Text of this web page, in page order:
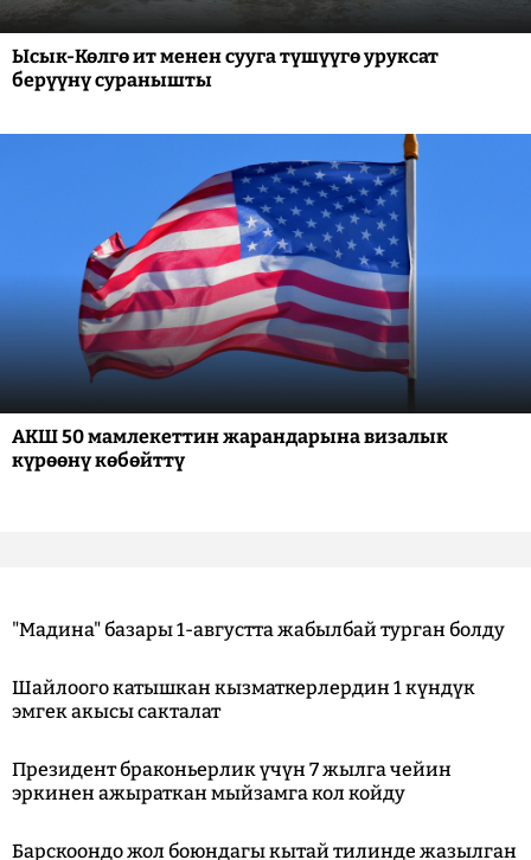
Ысык-Көлгө ит менен сууга түшүүгө уруксат
берүүнү суранышты
АКШ 50 мамлекеттин жарандарына визалык
күрөөнү көбөйттү
"Мадина" базары 1-августта жабылбай турган болду
Шайлоого катышкан кызматкерлердин 1 күндүк
эмгек акысы сакталат
Президент браконьерлик үчүн 7 жылга чейин
эркинен ажыраткан мыйзамга кол койду
Барскоондо жол боюндагы кытай тилинде жазылган